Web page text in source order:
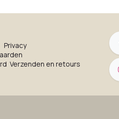
Privacy
Verzenden en retours